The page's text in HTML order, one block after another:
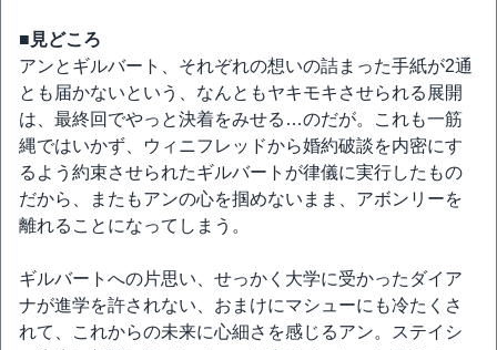
■見どころ
アンとギルバート、それぞれの想いの詰まった手紙が2通
とも届かないという、なんともヤキモキさせられる展開
は、最終回でやっと決着をみせる…のだが。これも一筋
縄ではいかず、ウィニフレッドから婚約破談を内密にす
るよう約束させられたギルバートが律儀に実行したもの
だから、またもアンの心を掴めないまま、アボンリーを
離れることになってしまう。
ギルバートへの片思い、せっかく大学に受かったダイア
ナが進学を許されない、おまけにマシューにも冷たくさ
れて、これからの未来に心細さを感じるアン。ステイシ